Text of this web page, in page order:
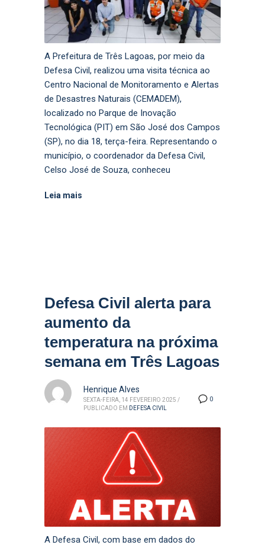
A Prefeitura de Três Lagoas, por meio da
Defesa Civil, realizou uma visita técnica ao
Centro Nacional de Monitoramento e Alertas
de Desastres Naturais (CEMADEM),
localizado no Parque de Inovação
Tecnológica (PIT) em São José dos Campos
(SP), no dia 18, terça-feira. Representando o
município, o coordenador da Defesa Civil,
Celso José de Souza, conheceu
Leia mais
Defesa Civil alerta para
aumento da
temperatura na próxima
semana em Três Lagoas
0
Henrique Alves
SEXTA-FEIRA, 14 FEVEREIRO 2025 /
PUBLICADO EM DEFESA CIVIL
A Defesa Civil, com base em dados do